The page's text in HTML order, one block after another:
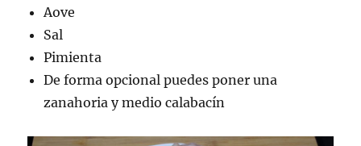
Aove
Sal
Pimienta
De forma opcional puedes poner una
zanahoria y medio calabacín